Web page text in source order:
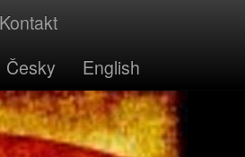
Kontakt
Česky
English